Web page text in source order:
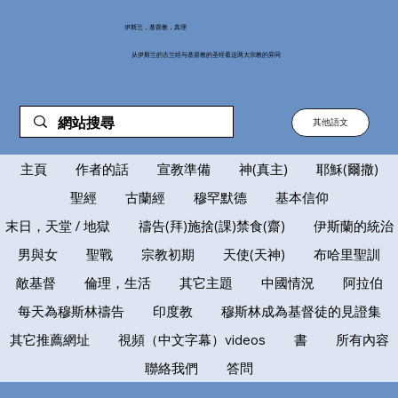
伊斯兰，基督教，真理
从伊斯兰的古兰经与基督教的圣经看这两大宗教的异同
其他語文
主頁 作者的話 宣教準備 神(真主)
耶穌(爾撒)
聖經
古蘭經 穆罕默德
基本信仰
末日，天堂 / 地獄
禱告(拜)施捨(課)禁食(齋)
伊斯蘭的統治
男與女
聖戰 宗教初期 天使(天神)
布哈里聖訓
敵基督
倫理，生活 其它主題 中國情況
阿拉伯
每天為穆斯林禱告
印度教
穆斯林成為基督徒的見證集
其它推薦網址
視頻（中文字幕）videos 書
所有內容
聯絡我們
答問